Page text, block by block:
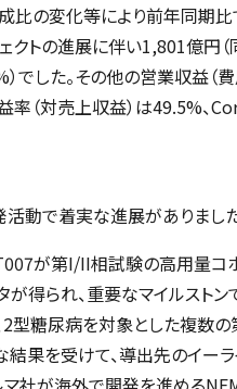
の変化等により前年同期比
トの進展に伴い1,801億円（
した。その他の営業収益（
率（対売上収益）は49.5%、
動で着実な進展がありました
が第I/II相試験の高用量コ
得られ、重要なマイルストン
2型糖尿病を対象とした複数の
果を受けて、導出先のイー